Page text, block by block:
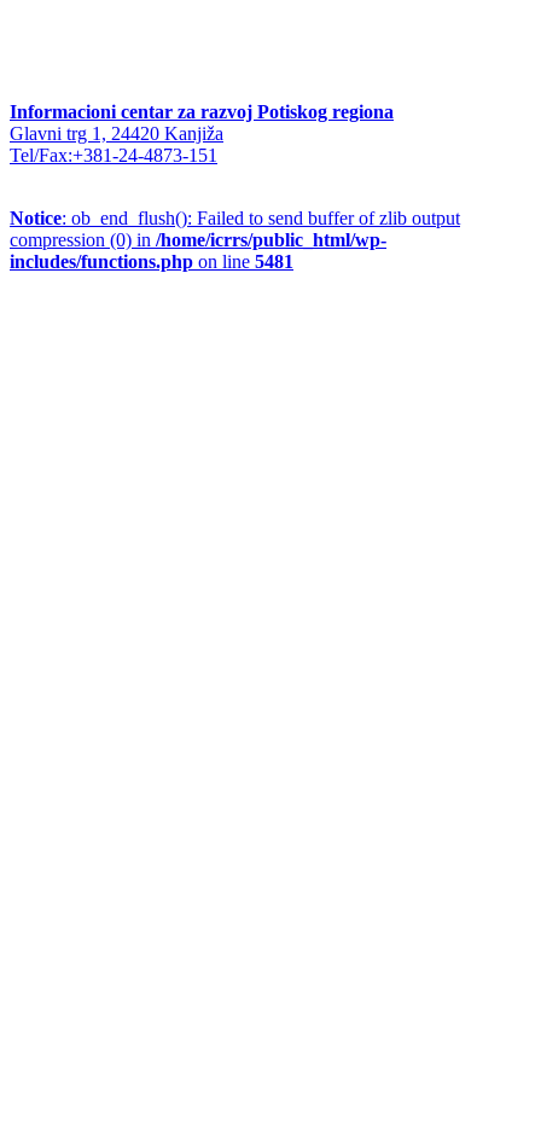
Informacioni centar za razvoj Potiskog regiona
Glavni trg 1, 24420 Kanjiža
Tel/Fax:+381-24-4873-151
Notice: ob_end_flush(): Failed to send buffer of zlib output
compression (0) in /home/icrrs/public_html/wp-
includes/functions.php on line 5481